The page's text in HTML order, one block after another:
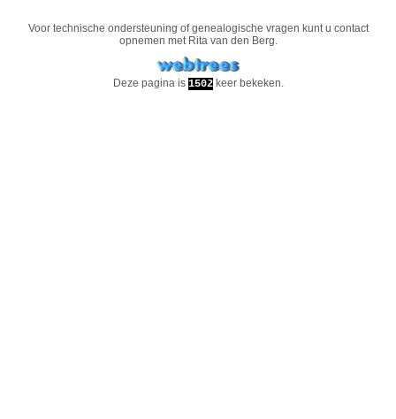
Voor technische ondersteuning of genealogische vragen kunt u contact
opnemen met Rita van den Berg.
Deze pagina is 1502keer bekeken.